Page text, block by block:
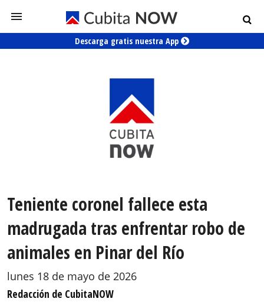
Descarga gratis nuestra App
Teniente coronel fallece esta
madrugada tras enfrentar robo de
animales en Pinar del Río
lunes 18 de mayo de 2026
Redacción de CubitaNOW